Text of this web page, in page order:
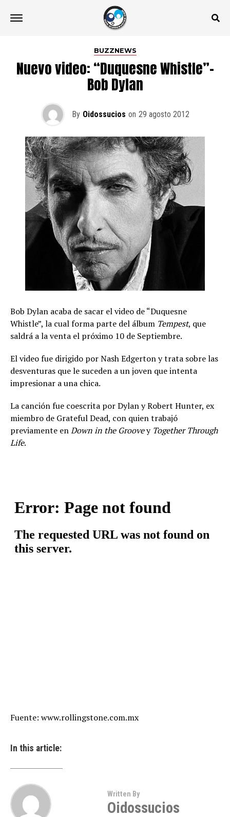
BUZZNEWS
Nuevo video: “Duquesne Whistle”-
Bob Dylan
By Oidossucios on 29 agosto 2012
Bob Dylan acaba de sacar el video de “Duquesne
Whistle”, la cual forma parte del álbum Tempest, que
saldrá a la venta el próximo 10 de Septiembre.
El video fue dirigido por Nash Edgerton y trata sobre las
desventuras que le suceden a un joven que intenta
impresionar a una chica.
La canción fue coescrita por Dylan y Robert Hunter, ex
miembro de Grateful Dead, con quien trabajó
previamente enDown in the Groovey Together Through
Life.
Fuente: www.rollingstone.com.mx
In this article:
Written By
Oidossucios